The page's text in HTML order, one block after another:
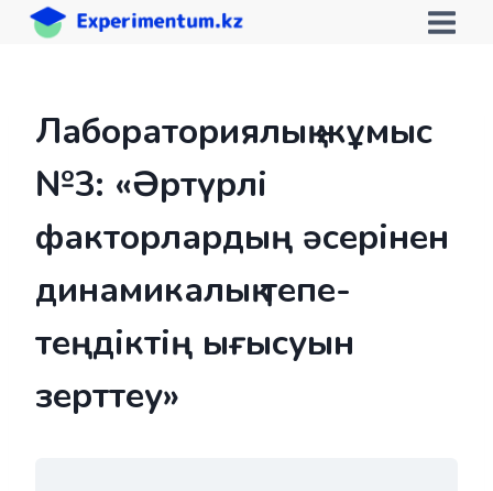
Skip
Лабораториялық жұмыс
№3: «Әртүрлі
факторлардың әсерінен
динамикалық тепе-
теңдіктің ығысуын
зерттеу»